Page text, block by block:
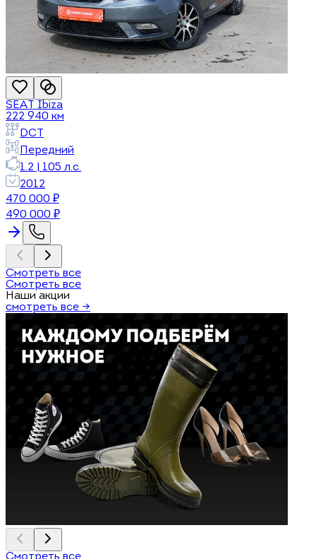
SEAT Ibiza
222 940 км
DCT
Передний
1.2
105 л.с.
2012
470 000 ₽
490 000 ₽
Смотреть все
Смотреть все
Наши акции
смотреть все →